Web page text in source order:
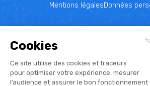
Mentions légalesDonnées